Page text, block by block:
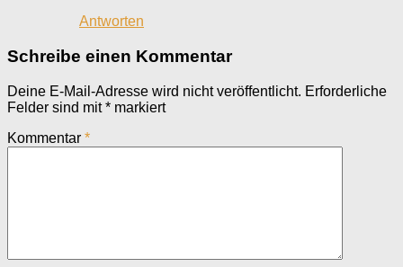
Antworten
Schreibe einen Kommentar
Deine E-Mail-Adresse wird nicht veröffentlicht. Erforderliche
Felder sind mit* markiert
Kommentar *